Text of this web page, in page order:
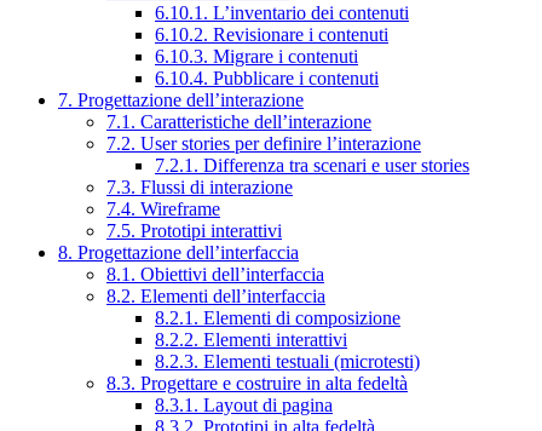
6.10.1. L’inventario dei contenuti
6.10.2. Revisionare i contenuti
6.10.3. Migrare i contenuti
6.10.4. Pubblicare i contenuti
7. Progettazione dell’interazione
7.1. Caratteristiche dell’interazione
7.2. User stories per definire l’interazione
7.2.1. Differenza tra scenari e user stories
7.3. Flussi di interazione
7.4. Wireframe
7.5. Prototipi interattivi
8. Progettazione dell’interfaccia
8.1. Obiettivi dell’interfaccia
8.2. Elementi dell’interfaccia
8.2.1. Elementi di composizione
8.2.2. Elementi interattivi
8.2.3. Elementi testuali (microtesti)
8.3. Progettare e costruire in alta fedeltà
8.3.1. Layout di pagina
8.3.2. Prototipi in alta fedeltà